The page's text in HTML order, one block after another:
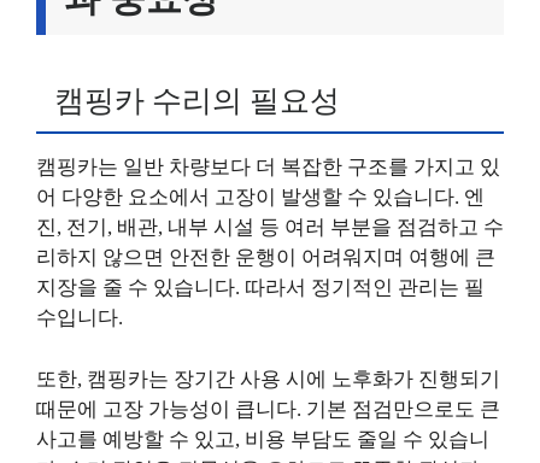
캠핑카 수리의 필요성
캠핑카는 일반 차량보다 더 복잡한 구조를 가지고 있
어 다양한 요소에서 고장이 발생할 수 있습니다. 엔
진, 전기, 배관, 내부 시설 등 여러 부분을 점검하고 수
리하지 않으면 안전한 운행이 어려워지며 여행에 큰
지장을 줄 수 있습니다. 따라서 정기적인 관리는 필
수입니다.
또한, 캠핑카는 장기간 사용 시에 노후화가 진행되기
때문에 고장 가능성이 큽니다. 기본 점검만으로도 큰
사고를 예방할 수 있고, 비용 부담도 줄일 수 있습니